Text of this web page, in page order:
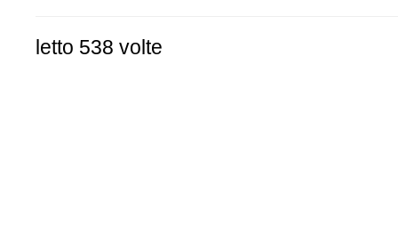
letto 538 volte